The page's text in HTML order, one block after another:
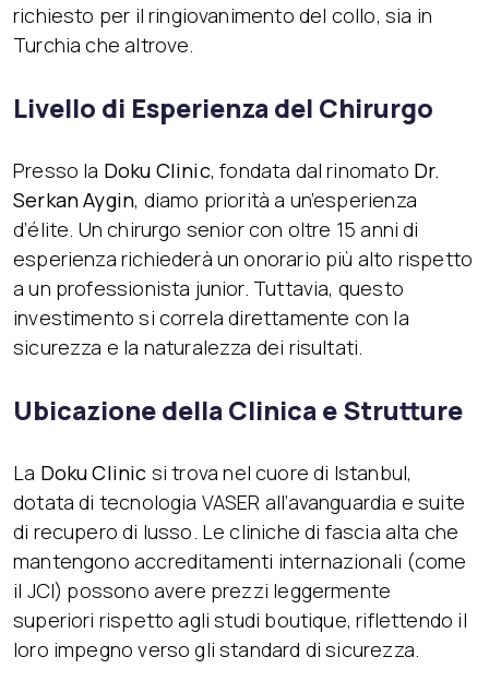
richiesto per il ringiovanimento del collo, sia in
Turchia che altrove.
Livello di Esperienza del Chirurgo
Presso la Doku Clinic, fondata dal rinomato Dr.
Serkan Aygin, diamo priorità a un’esperienza
d’élite. Un chirurgo senior con oltre 15 anni di
esperienza richiederà un onorario più alto rispetto
a un professionista junior. Tuttavia, questo
investimento si correla direttamente con la
sicurezza e la naturalezza dei risultati.
Ubicazione della Clinica e Strutture
La Doku Clinic si trova nel cuore di Istanbul,
dotata di tecnologia VASER all’avanguardia e suite
di recupero di lusso. Le cliniche di fascia alta che
mantengono accreditamenti internazionali (come
il JCI) possono avere prezzi leggermente
superiori rispetto agli studi boutique, riflettendo il
loro impegno verso gli standard di sicurezza.